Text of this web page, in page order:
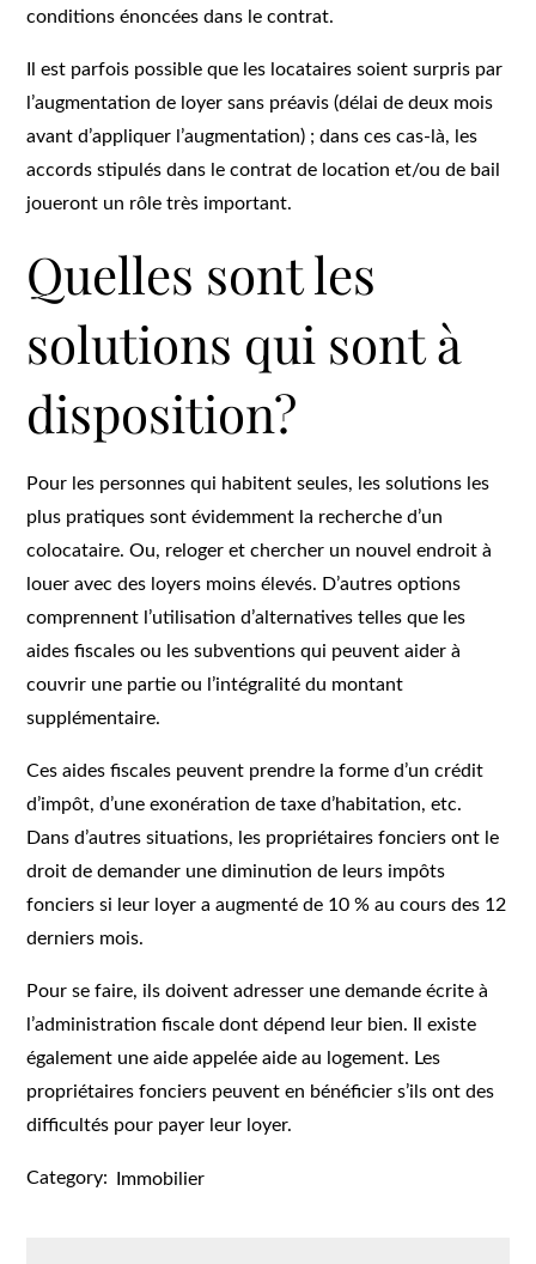
conditions énoncées dans le contrat.
Il est parfois possible que les locataires soient surpris par
l’augmentation de loyer sans préavis (délai de deux mois
avant d’appliquer l’augmentation) ; dans ces cas-là, les
accords stipulés dans le contrat de location et/ou de bail
joueront un rôle très important.
Quelles sont les
solutions qui sont à
disposition?
Pour les personnes qui habitent seules, les solutions les
plus pratiques sont évidemment la recherche d’un
colocataire. Ou, reloger et chercher un nouvel endroit à
louer avec des loyers moins élevés. D’autres options
comprennent l’utilisation d’alternatives telles que les
aides fiscales ou les subventions qui peuvent aider à
couvrir une partie ou l’intégralité du montant
supplémentaire.
Ces aides fiscales peuvent prendre la forme d’un crédit
d’impôt, d’une exonération de taxe d’habitation, etc.
Dans d’autres situations, les propriétaires fonciers ont le
droit de demander une diminution de leurs impôts
fonciers si leur loyer a augmenté de 10 % au cours des 12
derniers mois.
Pour se faire, ils doivent adresser une demande écrite à
l’administration fiscale dont dépend leur bien. Il existe
également une aide appelée aide au logement. Les
propriétaires fonciers peuvent en bénéficier s’ils ont des
difficultés pour payer leur loyer.
Category: Immobilier